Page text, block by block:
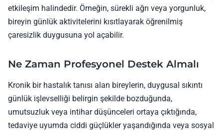
etkileşim halindedir. Örneğin, sürekli ağrı veya yorgunluk,
bireyin günlük aktivitelerini kısıtlayarak öğrenilmiş
çaresizlik duygusuna yol açabilir.
Ne Zaman Profesyonel Destek Almalı
Kronik bir hastalık tanısı alan bireylerin, duygusal sıkıntı
günlük işlevselliği belirgin şekilde bozduğunda,
umutsuzluk veya intihar düşünceleri ortaya çıktığında,
tedaviye uyumda ciddi güçlükler yaşandığında veya sosyal